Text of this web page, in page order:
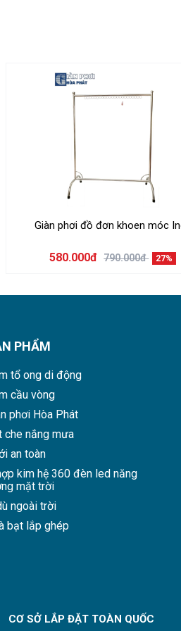
Giàn phơi đồ đơn khoen móc
580.000đ 790.000đ 27%
PHẨM
tổ ong di động
cầu vòng
phơi Hòa Phát
che nắng mưa
an toàn
kim hệ 360 đèn led năng
mặt trời
ngoài trời
bạt lắp ghép
CƠ SỞ LẮP ĐẶT TOÀN QUỐC